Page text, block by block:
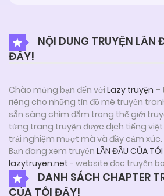
NỘI DUNG TRUYỆN LẦN
ĐẤY!
Chào mừng bạn đến với Lazy truyện –
riêng cho những tín đồ mê truyện
sẵn sàng chìm đắm trong thế giới
từng trang truyện được dịch tiếng
trải nghiệm mượt mà và đầy cảm xúc.
Bạn đang xem truyện LẦN ĐẦU CỦA
lazytruyen.net - website đọc truyện
DANH SÁCH CHAPTER
CỦA TÔI ĐẤY!